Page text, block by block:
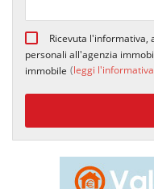
Ricevuta l'informativa,
personali all'agenzia
immobile (leggi l'informativa